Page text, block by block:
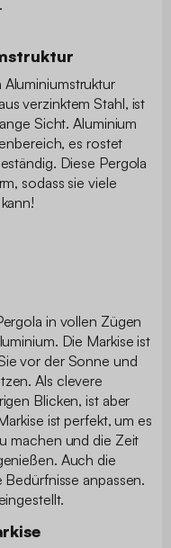
verzinktem Stahl, ist
Sicht. Aluminium
es rostet
Diese Pergola
sodass sie viele
in vollen Zügen
Die Markise ist
vor der Sonne und
Als clevere
Blicken, ist aber
ist perfekt, um es
machen und die Zeit
Auch die
anpassen.